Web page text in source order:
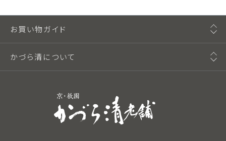
お買い物ガイド
かづら清について